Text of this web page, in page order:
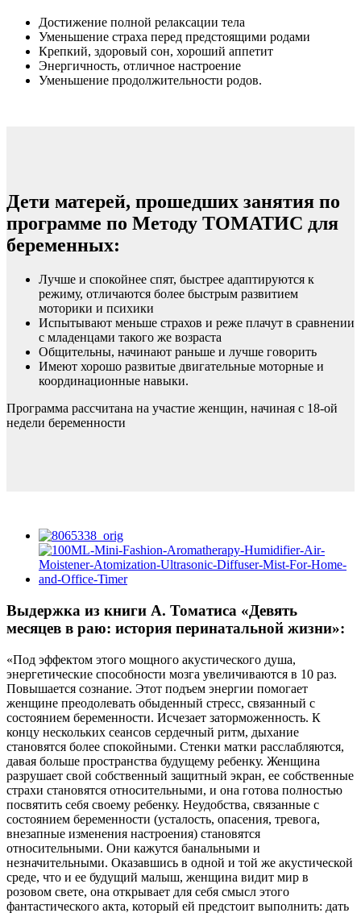
Достижение полной релаксации тела
Уменьшение страха перед предстоящими родами
Крепкий, здоровый сон, хороший аппетит
Энергичность, отличное настроение
Уменьшение продолжительности родов.
Дети матерей, прошедших занятия по
программе по Методу ТОМАТИС для
беременных:
Лучше и спокойнее спят, быстрее адаптируются к
режиму, отличаются более быстрым развитием
моторики и психики
Испытывают меньше страхов и реже плачут в сравнении
с младенцами такого же возраста
Общительны, начинают раньше и лучше говорить
Имеют хорошо развитые двигательные моторные и
координационные навыки.
Программа рассчитана на участие женщин, начиная с 18-ой
недели беременности
Выдержка из книги А. Томатиса «Девять
месяцев в раю: история перинатальной жизни»:
«Под эффектом этого мощного акустического душа,
энергетические способности мозга увеличиваются в 10 раз.
Повышается сознание. Этот подъем энергии помогает
женщине преодолевать обыденный стресс, связанный с
состоянием беременности. Исчезает заторможенность. К
концу нескольких сеансов сердечный ритм, дыхание
становятся более спокойными. Стенки матки расслабляются,
давая больше пространства будущему ребенку. Женщина
разрушает свой собственный защитный экран, ее собственные
страхи становятся относительными, и она готова полностью
посвятить себя своему ребенку. Неудобства, связанные с
состоянием беременности (усталость, опасения, тревога,
внезапные изменения настроения) становятся
относительными. Они кажутся банальными и
незначительными. Оказавшись в одной и той же акустической
среде, что и ее будущий малыш, женщина видит мир в
розовом свете, она открывает для себя смысл этого
фантастического акта, который ей предстоит выполнить: дать